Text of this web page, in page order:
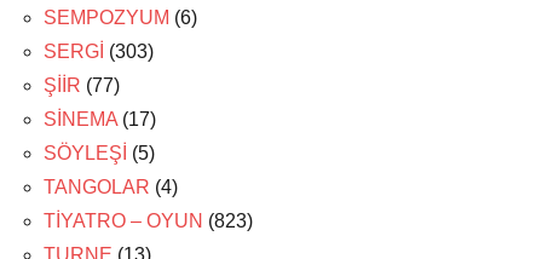
SEMPOZYUM (6)
SERGİ (303)
ŞİİR (77)
SİNEMA (17)
SÖYLEŞİ (5)
TANGOLAR (4)
TİYATRO – OYUN (823)
TURNE (13)